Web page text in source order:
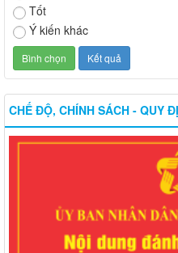
Tốt
Ý kiến khác
CHẾ ĐỘ, CHÍNH SÁCH - QUY